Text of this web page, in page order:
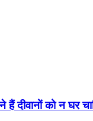
दीवानों को न घर